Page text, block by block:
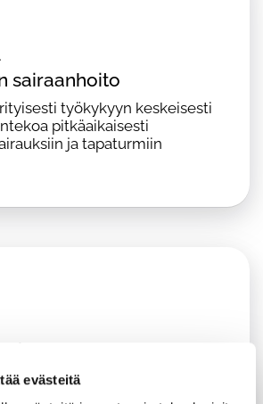
evästeitä
sairaanhoito
työkykyyn keskeisesti
pitkäaikaisesti
ja tapaturmiin
yhteistyössä